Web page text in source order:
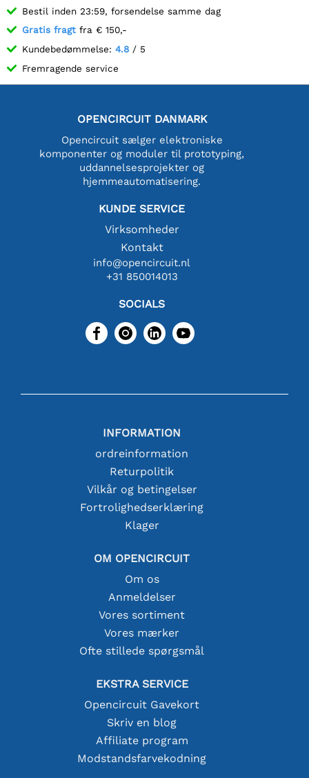
Bestil inden 23:59, forsendelse samme dag
Gratis fragt fra € 150,-
Kundebedømmelse: 4.8 / 5
Fremragende service
OPENCIRCUIT DANMARK
Opencircuit sælger elektroniske
komponenter og moduler til prototyping,
uddannelsesprojekter og
hjemmeautomatisering.
KUNDE SERVICE
Virksomheder
Kontakt
info@opencircuit.nl
+31 850014013
SOCIALS
INFORMATION
ordreinformation
Returpolitik
Vilkår og betingelser
Fortrolighedserklæring
Klager
OM OPENCIRCUIT
Om os
Anmeldelser
Vores sortiment
Vores mærker
Ofte stillede spørgsmål
EKSTRA SERVICE
Opencircuit Gavekort
Skriv en blog
Affiliate program
Modstandsfarvekodning